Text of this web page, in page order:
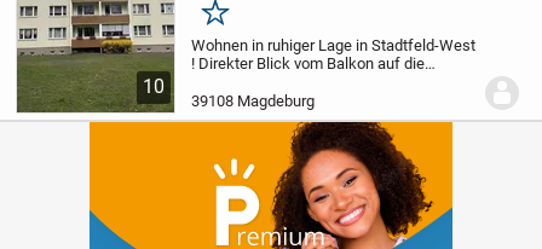
10
Merken
Wohnen in ruhiger Lage in Stadtfeld-West
! Direkter Blick vom Balkon auf die
Zimmer-Wohnung macht es möglich ! Die
Wohnung liegt im 2. OG eines sanierten...
39108 Magdeburg